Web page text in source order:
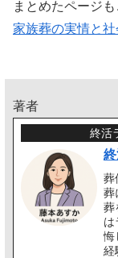
まとめたページ
家族葬の実情と
著者
終活
葬
葬
葬
は
悔
経